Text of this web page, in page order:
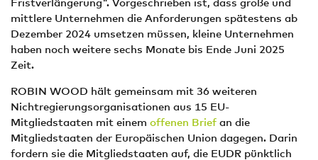
mittlere Unternehmen die Anforderungen spätestens ab
Dezember 2024 umsetzen müssen, kleine Unternehmen
haben noch weitere sechs Monate bis Ende Juni 2025
Zeit.
ROBIN WOOD hält gemeinsam mit 36 weiteren
Nichtregierungsorganisationen aus 15 EU-
Mitgliedstaaten mit einem offenen Brief an die
Mitgliedstaaten der Europäischen Union dagegen. Darin
fordern sie die Mitgliedstaaten auf, die EUDR pünktlich